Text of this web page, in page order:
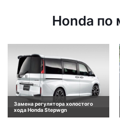
Honda по
Замена регулятора холостого
хода Honda Stepwgn